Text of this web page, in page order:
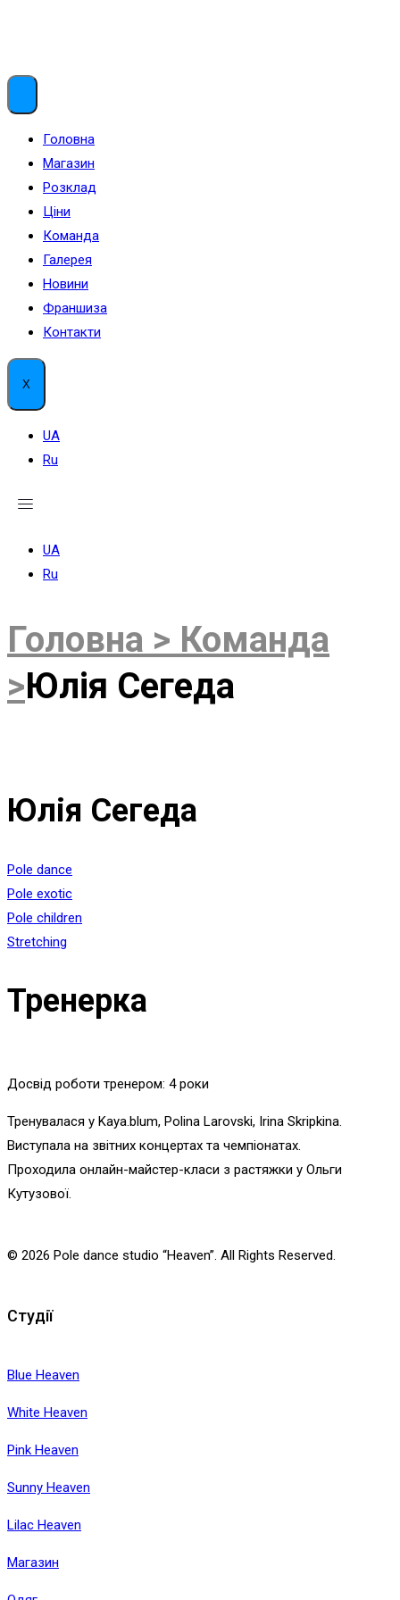
Головна
Магазин
Розклад
Ціни
Команда
Галерея
Новини
Франшиза
Контакти
X
UA
Ru
UA
Ru
Головна > Команда
>Юлія Сегеда
Юлія Сегеда
Pole dance
Pole exotic
Pole children
Stretching
Тренерка
Досвід роботи тренером: 4 роки
Тренувалася у Kaya.blum, Polina Larovski, Irina Skripkina.
Виступала на звітних концертах та чемпіонатах.
Проходила онлайн-майстер-класи з растяжки у Ольги
Кутузової.
© 2026 Pole dance studio “Heaven”. All Rights Reserved.
Студії
Blue Heaven
White Heaven
Pink Heaven
Sunny Heaven
Lilac Heaven
Магазин